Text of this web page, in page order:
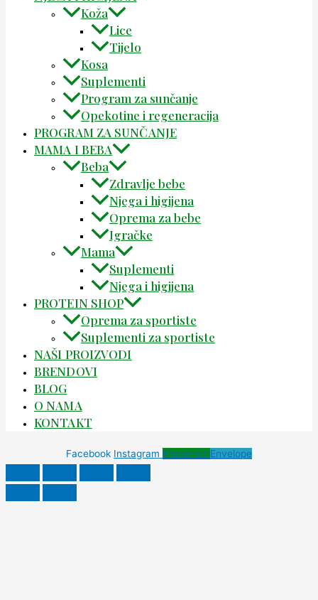
Koža
Lice
Tijelo
Kosa
Suplementi
Program za sunčanje
Opekotine i regeneracija
PROGRAM ZA SUNČANJE
MAMA I BEBA
Beba
Zdravlje bebe
Njega i higijena
Oprema za bebe
Igračke
Mama
Suplementi
Njega i higijena
PROTEIN SHOP
Oprema za sportiste
Suplementi za sportiste
NAŠI PROIZVODI
BRENDOVI
BLOG
O NAMA
KONTAKT
Facebook Instagram Phone-alt Envelope